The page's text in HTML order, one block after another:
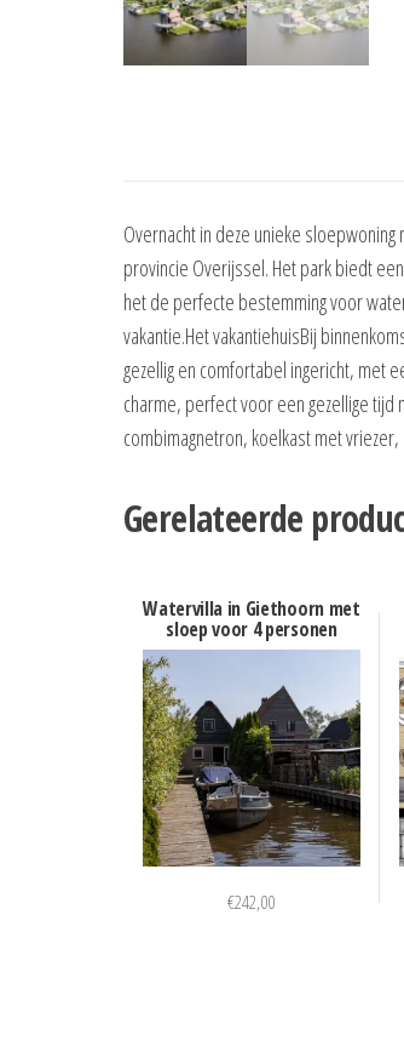
Overnacht in deze unieke
provincie Overijssel. Het park biedt
het de perfecte bestemming voor
vakantie.Het vakantiehuisBij
gezellig en comfortabel ingericht, met
charme, perfect voor een gezellige
combimagnetron, koelkast met
Gerelateerde
Watervilla in Giethoorn met
sloep voor 4 personen
€242,00